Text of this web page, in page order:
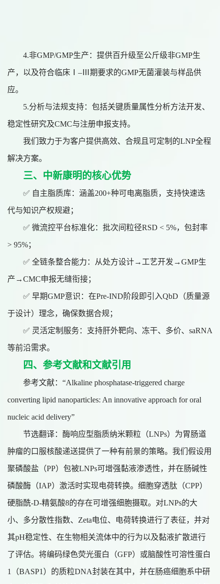
4.非GMP/GMP生产：提供百升级至公斤级非GMP生
产，以及符合临床Ⅰ–Ⅲ期要求的GMP无菌灌装与样品供
应。
5.分析与法规支持：包括关键质量属性分析方法开发、
稳定性研究及CMC与注册申报支持。
我们致力于为客户提供高效、合规且可定制的LNP全程
解决方案。
三、中新康明的核心优势
✅ 自主脂质库：涵盖200+种可电离脂质，支持快速迭
代与知识产权规避；
✅ 微流控平台标准化：批次间粒径RSD < 5%，包封率
> 95%；
✅ 全链条整合能力：从处方设计→工艺开发→GMP生
产→CMC申报无缝衔接；
✅ 早期GMP意识：在Pre-IND阶段即引入QbD（质量源
于设计）理念，确保数据合规；
✅ 灵活定制服务：支持肝外靶向、冻干、多价、saRNA
等前沿需求。
四、参考文献和文献引用
参考文献： “Alkaline phosphatase-triggered charge
converting lipid nanoparticles: An innovative approach for oral
nucleic acid delivery”
节选翻译：酶响应型脂质纳米颗粒（LNPs）为胃肠道
肿瘤的口服核酸递送提供了一种有前景的策略。我们假设用
聚磷酸盐（PP）包被LNPs可增强黏液渗透性，并在肠碱性
磷酸酶（IAP）激活时实现电荷转换。细胞穿透肽（CPP）
硬脂酰-D-精氨酸8的存在可增强细胞摄取。对LNPs的大
小、多分散性指数、Zeta电位、电荷转换进行了表征，并对
其pH稳定性、在生物相关流体中的行为以及黏液扩散进行
了评估。将编码绿色荧光蛋白（GFP）或脑酸性可溶性蛋白
1（BASP1）的质粒DNA封装在其中，并在肠癌细胞系中研